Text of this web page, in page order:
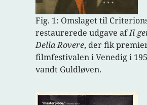
Fig. 1: Omslaget til
restaurerede udgave afIl
DellaRovere, der fik
filmfestivalen i Venedig i
vandt Guldløven.